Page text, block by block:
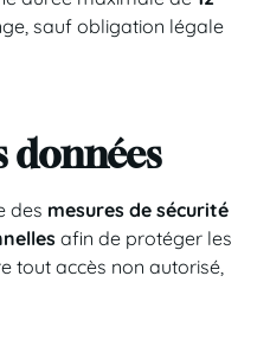
sauf obligation légale
données
des mesures de sécurité
afin de protéger les
tout accès non autorisé,